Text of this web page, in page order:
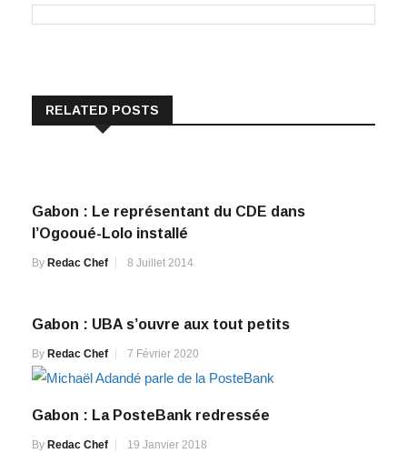
RELATED POSTS
Gabon : Le représentant du CDE dans
l’Ogooué-Lolo installé
By Redac Chef 8 Juillet 2014
Gabon : UBA s’ouvre aux tout petits
By Redac Chef 7 Février 2020
Gabon : La PosteBank redressée
By Redac Chef 19 Janvier 2018